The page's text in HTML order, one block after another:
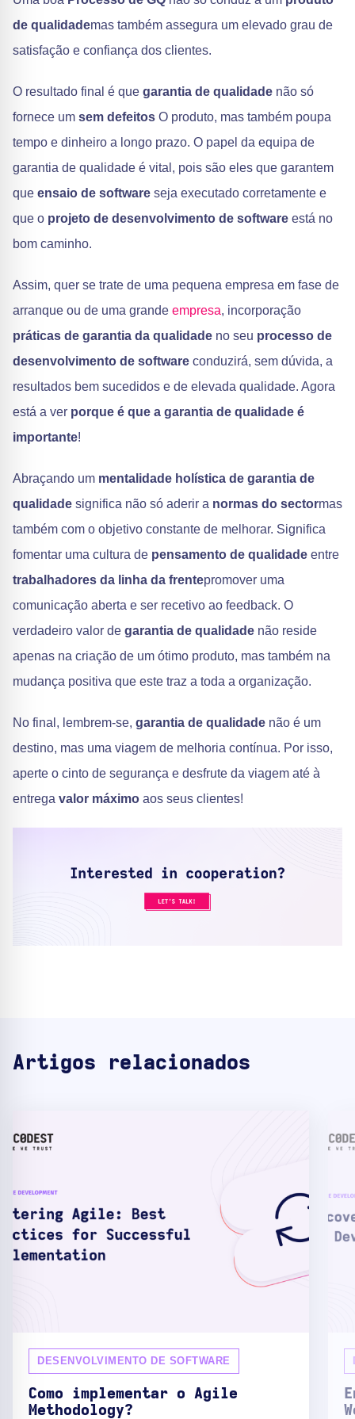
de qualidademas também assegura um elevado grau de
satisfação e confiança dos clientes.
O resultado final é que garantia de qualidade não só
fornece um sem defeitos O produto, mas também poupa
tempo e dinheiro a longo prazo. O papel da equipa de
garantia de qualidade é vital, pois são eles que garantem
que ensaio de software seja executado corretamente e
que o projeto de desenvolvimento de software está no
bom caminho.
Assim, quer se trate de uma pequena empresa em fase de
arranque ou de uma grande empresa, incorporação
práticas de garantia da qualidade no seu processo de
desenvolvimento de software conduzirá, sem dúvida, a
resultados bem sucedidos e de elevada qualidade. Agora
está a ver porque é que a garantia de qualidade é
importante!
Abraçando um mentalidade holística de garantia de
qualidade significa não só aderir a normas do sectormas
também com o objetivo constante de melhorar. Significa
fomentar uma cultura de pensamento de qualidade entre
trabalhadores da linha da frentepromover uma
comunicação aberta e ser recetivo ao feedback. O
verdadeiro valor de garantia de qualidade não reside
apenas na criação de um ótimo produto, mas também na
mudança positiva que este traz a toda a organização.
No final, lembrem-se, garantia de qualidade não é um
destino, mas uma viagem de melhoria contínua. Por isso,
aperte o cinto de segurança e desfrute da viagem até à
entrega valor máximo aos seus clientes!
Artigos relacionados
DESENVOLVIMENTO DE SOFTWARE
Como implementar o Agile
Methodology?